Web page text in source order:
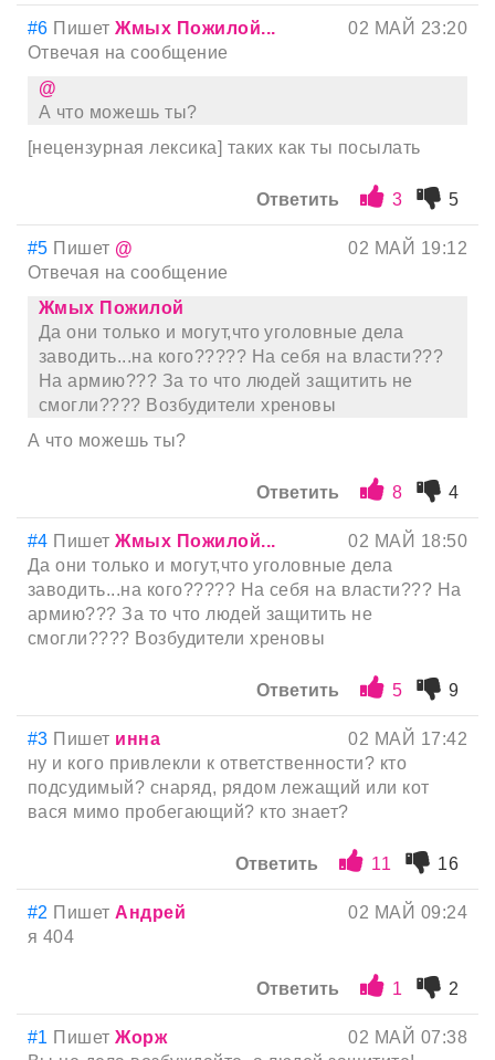
#6 ПишетЖмых Пожилой...
02 МАЙ 23:20
Отвечая на сообщение
@
А что можешь ты?
[нецензурная лексика] таких как ты посылать
Ответить 3 5
#5 Пишет @
02 МАЙ 19:12
Отвечая на сообщение
Жмых Пожилой
Да они только и могут,что уголовные дела
заводить...на кого????? На себя на власти???
На армию??? За то что людей защитить не
смогли???? Возбудители хреновы
А что можешь ты?
Ответить 8 4
#4 ПишетЖмых Пожилой...
02 МАЙ 18:50
Да они только и могут,что уголовные дела
заводить...на кого????? На себя на власти??? На
армию??? За то что людей защитить не
смогли???? Возбудители хреновы
Ответить 5 9
#3 Пишет инна
02 МАЙ 17:42
ну и кого привлекли к ответственности? кто
подсудимый? снаряд, рядом лежащий или кот
вася мимо пробегающий? кто знает?
Ответить 11 16
#2 Пишет Андрей
02 МАЙ 09:24
я 404
Ответить 1 2
#1 ПишетЖорж
02 МАЙ 07:38